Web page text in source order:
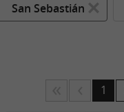
San Sebastián
1